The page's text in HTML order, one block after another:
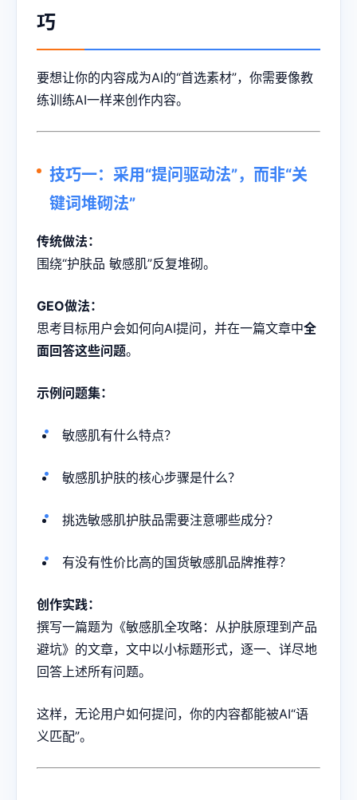
巧
要想让你的内容成为AI的“首选素材”，你需要像教
练训练AI一样来创作内容。
技巧一：采用“提问驱动法”，而非“关
键词堆砌法”
传统做法：
围绕“护肤品 敏感肌”反复堆砌。
GEO做法：
思考目标用户会如何向AI提问，并在一篇文章中全
面回答这些问题。
示例问题集：
敏感肌有什么特点？
敏感肌护肤的核心步骤是什么？
挑选敏感肌护肤品需要注意哪些成分？
有没有性价比高的国货敏感肌品牌推荐？
创作实践：
撰写一篇题为《敏感肌全攻略：从护肤原理到产品
避坑》的文章，文中以小标题形式，逐一、详尽地
回答上述所有问题。
这样，无论用户如何提问，你的内容都能被AI“语
义匹配”。